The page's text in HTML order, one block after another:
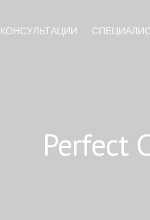
КОНСУЛЬТАЦИИ
Perfect